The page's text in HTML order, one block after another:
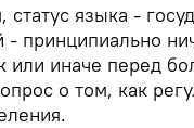
статус языка -
принципиально
или иначе перед
о том, как